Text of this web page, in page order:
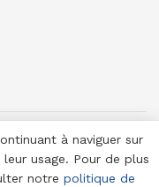
à naviguer sur
usage. Pour de plus
notre politique de